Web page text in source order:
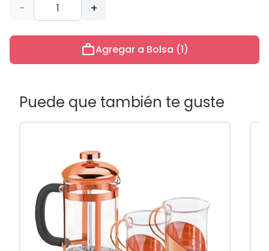
- +
workAgregar a Bolsa (1)
Puede que también te guste